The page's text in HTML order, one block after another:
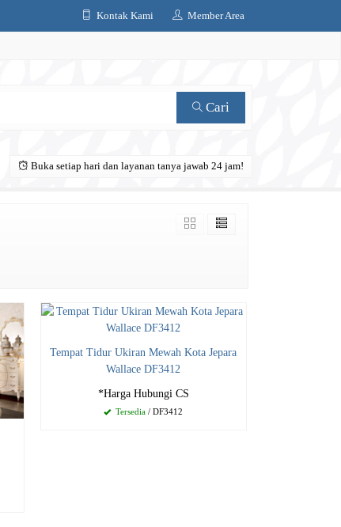
Kontak Kami Member Area
Cari
Buka setiap hari dan layanan tanya jawab 24 jam!
Tempat Tidur Ukiran Mewah Kota Jepara
Wallace DF3412
*Harga Hubungi CS
Tersedia / DF3412